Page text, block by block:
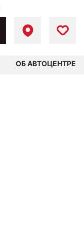
ОБ АВТОЦЕНТРЕ